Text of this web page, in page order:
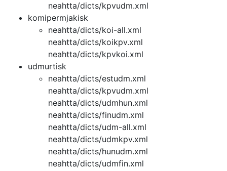
neahtta/dicts/kpvudm.xml
komipermjakisk
neahtta/dicts/koi-all.xml
neahtta/dicts/koikpv.xml
neahtta/dicts/kpvkoi.xml
udmurtisk
neahtta/dicts/estudm.xml
neahtta/dicts/kpvudm.xml
neahtta/dicts/udmhun.xml
neahtta/dicts/finudm.xml
neahtta/dicts/udm-all.xml
neahtta/dicts/udmkpv.xml
neahtta/dicts/hunudm.xml
neahtta/dicts/udmfin.xml